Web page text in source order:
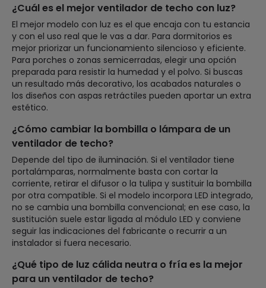
¿Cuál es el mejor ventilador de techo con luz?
El mejor modelo con luz es el que encaja con tu estancia
y con el uso real que le vas a dar. Para dormitorios es
mejor priorizar un funcionamiento silencioso y eficiente.
Para porches o zonas semicerradas, elegir una opción
preparada para resistir la humedad y el polvo. Si buscas
un resultado más decorativo, los acabados naturales o
los diseños con aspas retráctiles pueden aportar un extra
estético.
¿Cómo cambiar la bombilla o lámpara de un
ventilador de techo?
Depende del tipo de iluminación. Si el ventilador tiene
portalámparas, normalmente basta con cortar la
corriente, retirar el difusor o la tulipa y sustituir la bombilla
por otra compatible. Si el modelo incorpora LED integrado,
no se cambia una bombilla convencional; en ese caso, la
sustitución suele estar ligada al módulo LED y conviene
seguir las indicaciones del fabricante o recurrir a un
instalador si fuera necesario.
¿Qué tipo de luz cálida neutra o fría es la mejor
para un ventilador de techo?